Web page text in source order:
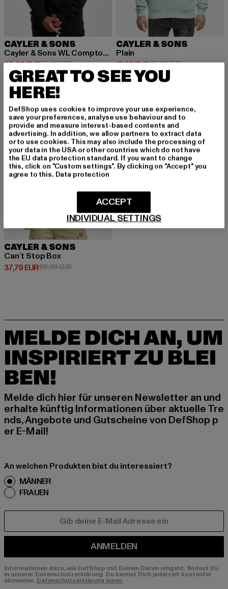
CAYLER & SONS
Cayler & Sons WL Compton Card Hoody
25,80 EUR
Derzeitiger Preis: 25,80 EUR
59,99 EURAktionspreis: 59,99 EUR
CAYLER & SONS
Plain
17,99 EUR
Derzeitiger Preis: 17,99 EUR
29,99 EURAktionspreis:
-46%
CAYLER & SONS
Can´t Stop Box
37,79 EUR
Derzeitiger Preis: 37,79 EUR
69,99 EURAktionspreis: 69,99 EUR
MELDE DICH AN, UM
INSPIRIERT ZU BLEI
BEN!
Melde dich hier für unseren Newsletter an und
erhalte künftig Informationen über aktuelle Tre
nds, Angebote und Gutscheine von DefShop p
er E-Mail!
An welchen Produkten bist du interessiert?
MÄNNER
FRAUEN
ANMELDEN
Informationen dazu, wie DefShop mit Deinen Daten umgeht, findest Du
in unserer Datenschutzerklärung. Du kannst Dich jederzeit kostenfei
abmelden. Datenschutzerklärung lesen.
GREAT TO SEE YOU
HERE!
DefShop uses cookies to improve your use experience,
save your preferences, analyse use behaviour and to
provide and measure interest-based contents and
advertising. In addition, we allow partners to extract data
or to use cookies. This may also include the processing of
your data in the USA or other countries which do not have
the EU data protection standard. If you want to change
this, click on "Custom settings". By clicking on "Accept" you
agree to this. Data protection
INDIVIDUAL SETTINGS
ACCEPT